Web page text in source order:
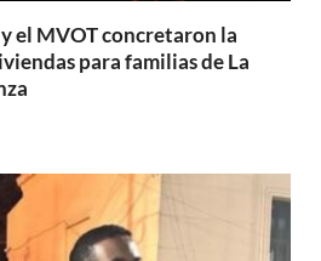
el MVOT concretaron la
para familias de La